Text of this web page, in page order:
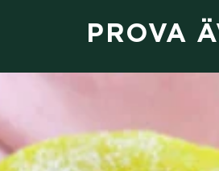
PROVA